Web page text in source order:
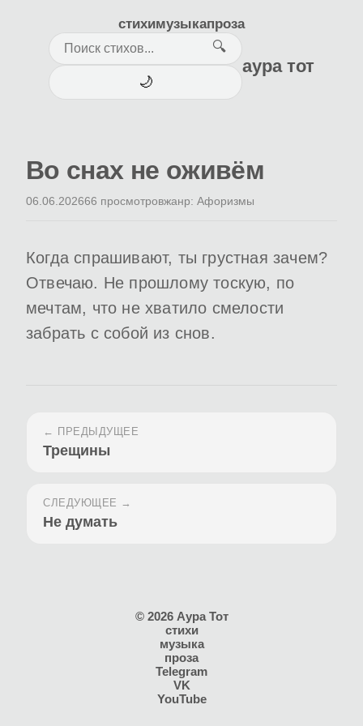
стихимузыкапроза
🔍
🌙
аура тот
Во снах не оживём
06.06.202666 просмотровжанр: Афоризмы
Когда спрашивают, ты грустная зачем?
Отвечаю. Не прошлому тоскую, по
мечтам, что не хватило смелости
забрать с собой из снов.
← ПРЕДЫДУЩЕЕ
Трещины
СЛЕДУЮЩЕЕ →
Не думать
© 2026 Аура Тот
стихи
музыка
проза
Telegram
VK
YouTube